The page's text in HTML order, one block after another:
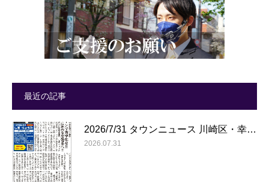
最近の記事
2026/7/31 タウンニュース 川崎区・幸…
2026.07.31